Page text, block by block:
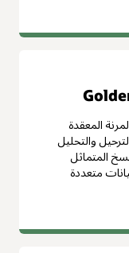
المعقدة
والتحليل
المتماثل
متعددة